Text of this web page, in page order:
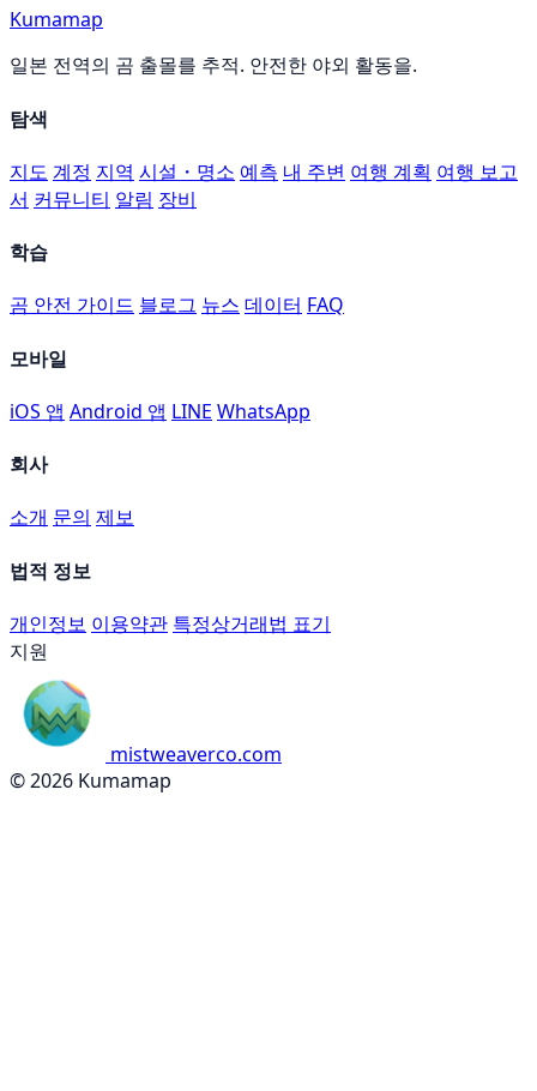
Kumamap
일본 전역의 곰 출몰를 추적. 안전한 야외 활동을.
탐색
지도 계정 지역 시설・명소 예측 내 주변 여행 계획 여행 보고
서 커뮤니티 알림 장비
학습
곰 안전 가이드 블로그 뉴스 데이터 FAQ
모바일
iOS 앱 Android 앱 LINE WhatsApp
회사
소개 문의 제보
법적 정보
개인정보 이용약관 특정상거래법 표기
지원
mistweaverco.com
© 2026 Kumamap